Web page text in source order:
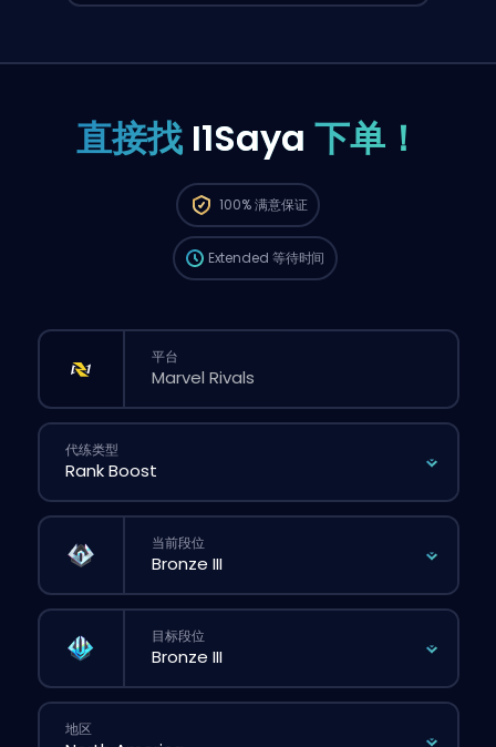
直接找 I1Saya 下单！
100%满意保证
这个订单会自动分配给这位 booster，所以等的
时间可能会比你在网站上正常下单还要久一点。
Extended 等待时间
平台
代练类型
当前段位
目标段位
地区